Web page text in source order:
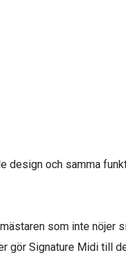
design och samma
som inte nöjer
Signature Midi till